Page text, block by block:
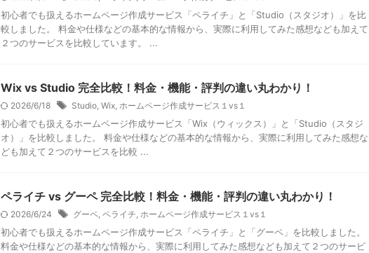
初心者でも扱えるホームページ作成サービス「ペライチ」と「Studio（スタジオ）」を比
較しました。 料金や仕様などの基本的な情報から、実際に利用してみた感想なども加えて
２つのサービスを比較しています。 ...
Wix vs Studio 完全比較！料金・機能・評判の違い丸わかり！
2026/6/18 Studio Wix ホームページ作成サービス１vs１
初心者でも扱えるホームページ作成サービス「Wix（ウィックス）」と「Studio（スタジ
オ）」を比較しました。 料金や仕様などの基本的な情報から、実際に利用してみた感想な
ども加えて２つのサービスを比較 ...
ペライチ vs グーペ 完全比較！料金・機能・評判の違い丸わかり！
2026/6/24 グーペ ペライチ ホームページ作成サービス１vs１
初心者でも扱えるホームページ作成サービス「ペライチ」と「グーペ」を比較しました。
料金や仕様などの基本的な情報から、実際に利用してみた感想なども加えて２つのサービ